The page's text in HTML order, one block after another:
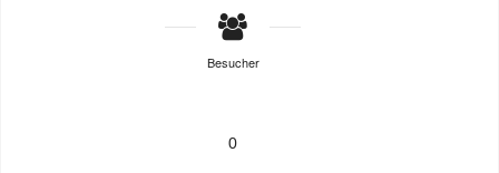
Besucher
0